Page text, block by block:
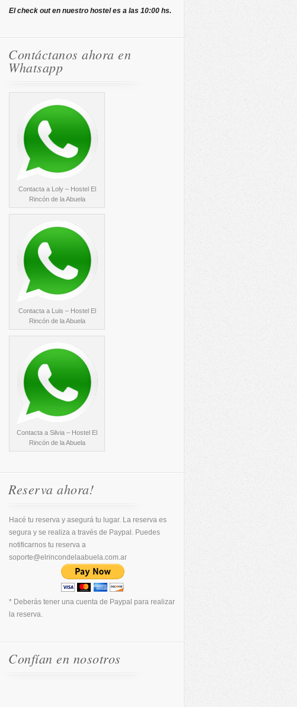
El check out en nuestro hostel es a las 10:00 hs.
Contáctanos ahora en
Whatsapp
Contacta a Loly – Hostel El
Rincón de la Abuela
Contacta a Luis – Hostel El
Rincón de la Abuela
Contacta a Silvia – Hostel El
Rincón de la Abuela
Reserva ahora!
Hacé tu reserva y asegurá tu lugar. La reserva es
segura y se realiza a través de Paypal. Puedes
notificarnos tu reserva a
soporte@elrincondelaabuela.com.ar
* Deberás tener una cuenta de Paypal para realizar
la reserva.
Confían en nosotros